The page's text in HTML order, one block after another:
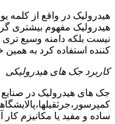
هیدرولیک در واقع از
هیدرولیک مفهوم بیشتری
نیست بلکه دامنه وسیع
کننده استفاده کرد به
کاربرد جک های هیدرولیکی
جک های هیدرولیک در صنایع
ساده و مفید یا مکانیزم